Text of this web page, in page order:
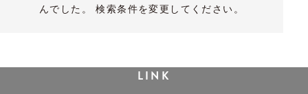
んでした。 検索条件を変更してください。
LINK